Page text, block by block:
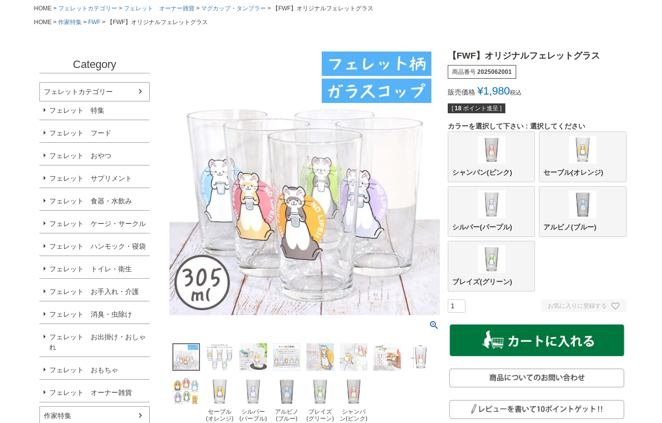
HOME フェレットカテゴリー フェレット オーナー雑貨 マグカップ・タンブラー
【FWF】オリジナルフェレットグラス
HOME
作家特集 FWF 【FWF】オリジナルフェレットグラス
Category
フェレットカテゴリー
フェレット 特集
フェレット フード
フェレット おやつ
フェレット サプリメント
フェレット 食器・水飲み
フェレット ケージ・サークル
フェレット ハンモック・寝袋
フェレット トイレ・衛生
フェレット お手入れ・介護
フェレット 消臭・虫除け
フェレット お出掛け・おしゃ
れ
フェレット おもちゃ
フェレット オーナー雑貨
作家特集
セーブル
(オレンジ)
シルバー
(パープル)
アルビノ
(ブルー)
ブレイズ
(グリーン)
シャンパ
ン(ピンク)
【FWF】オリジナルフェレットグラス
商品番号 2025062001
販売価格 ¥1,980税込
[ 18 ポイント進呈 ]
カラーを選択して下さい 選択してください
シャンパン(ピンク) セーブル(オレンジ)
シルバー(パープル) アルビノ(ブルー)
ブレイズ(グリーン)
お気に入りに登録する